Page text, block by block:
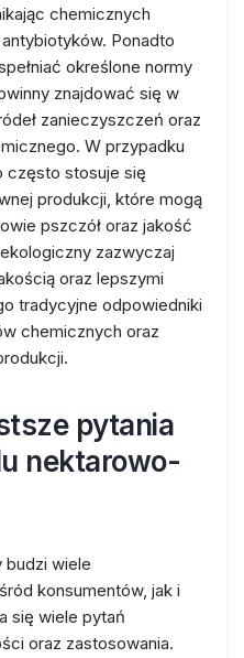
chemicznych
Ponadto
określone normy
znajdować się w
zanieczyszczeń oraz
W przypadku
często stosuje się
produkcji, które mogą
pszczół oraz jakość
zazwyczaj
oraz lepszymi
tradycyjne odpowiedniki
chemicznych oraz
pytania
nektarowo-
wiele
konsumentów, jak i
się wiele pytań
oraz zastosowania.